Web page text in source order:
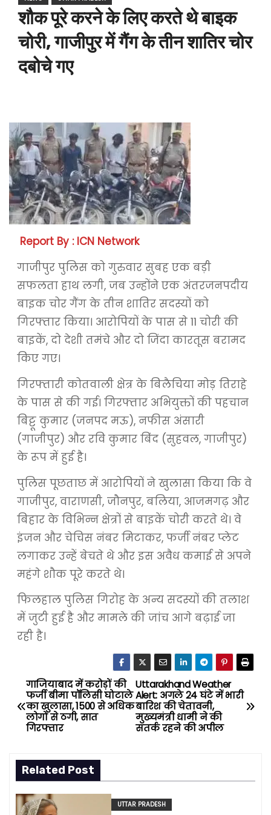
शौक पूरे करने के लिए करते थे बाइक
चोरी, गाजीपुर में गैंग के तीन शातिर चोर
दबोचे गए
Report By : ICN Network
गाजीपुर पुलिस को गुरुवार सुबह एक बड़ी
सफलता हाथ लगी, जब उन्होंने एक अंतरजनपदीय
बाइक चोर गैंग के तीन शातिर सदस्यों को
गिरफ्तार किया। आरोपियों के पास से 11 चोरी की
बाइकें, दो देशी तमंचे और दो जिंदा कारतूस बरामद
किए गए।
गिरफ्तारी कोतवाली क्षेत्र के बिलैचिया मोड़ तिराहे
के पास से की गई। गिरफ्तार अभियुक्तों की पहचान
बिट्टू कुमार (जनपद मऊ), नफीस अंसारी
(गाजीपुर) और रवि कुमार बिंद (सुहवल, गाजीपुर)
के रूप में हुई है।
पुलिस पूछताछ में आरोपियों ने खुलासा किया कि वे
गाजीपुर, वाराणसी, जौनपुर, बलिया, आजमगढ़ और
बिहार के विभिन्न क्षेत्रों से बाइकें चोरी करते थे। वे
इंजन और चेचिस नंबर मिटाकर, फर्जी नंबर प्लेट
लगाकर उन्हें बेचते थे और इस अवैध कमाई से अपने
महंगे शौक पूरे करते थे।
फिलहाल पुलिस गिरोह के अन्य सदस्यों की तलाश
में जुटी हुई है और मामले की जांच आगे बढ़ाई जा
रही है।
P
o
t
n
Uttarakhand Weather
Alert: अगले 24 घंटे में भारी
बारिश की चेतावनी,
मुख्यमंत्री धामी ने की
सतर्क रहने की अपील
गाजियाबाद में करोड़ों की
फर्जी बीमा पॉलिसी घोटाले
का खुलासा, 1500 से अधिक
लोगों से ठगी, सात
गिरफ्तार
Related Post
UTTAR PRADESH